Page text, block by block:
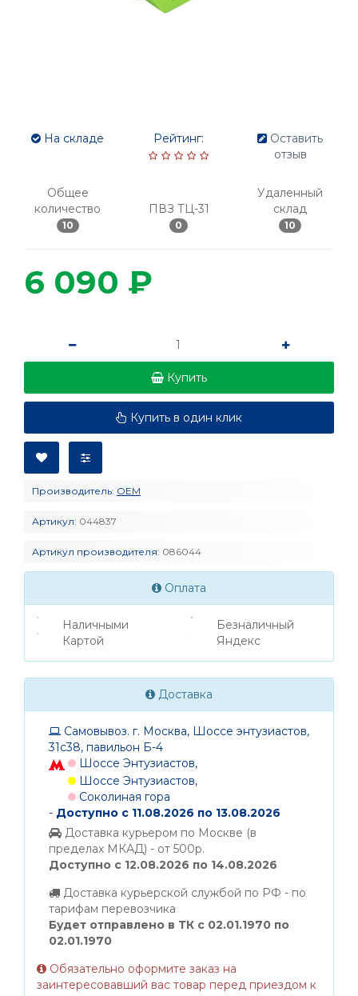
На складе
Общее
количество
10
Рейтинг:
ПВЗ ТЦ-31
0
Оставить
отзыв
Удаленный
склад
10
6 090 ₽
Купить
Купить в один клик
Производитель: OEM
Артикул: 044837
Артикул производителя: 086044
Оплата
Наличными
Картой
Безналичный
Яндекс
Доставка
Самовывоз. г. Москва, Шоссе энтузиастов,
31с38, павильон Б-4
Шоссе Энтузиастов,
Шоссе Энтузиастов,
Соколиная гора
- Доступно с 11.08.2026 по 13.08.2026
Доставка курьером по Москве (в
пределах МКАД) - от 500р.
Доступно с 12.08.2026 по 14.08.2026
Доставка курьерской службой по РФ - по
тарифам перевозчика
Будет отправлено в ТК с 02.01.1970 по
02.01.1970
Обязательно оформите заказ на
заинтересовавший вас товар перед приездом к